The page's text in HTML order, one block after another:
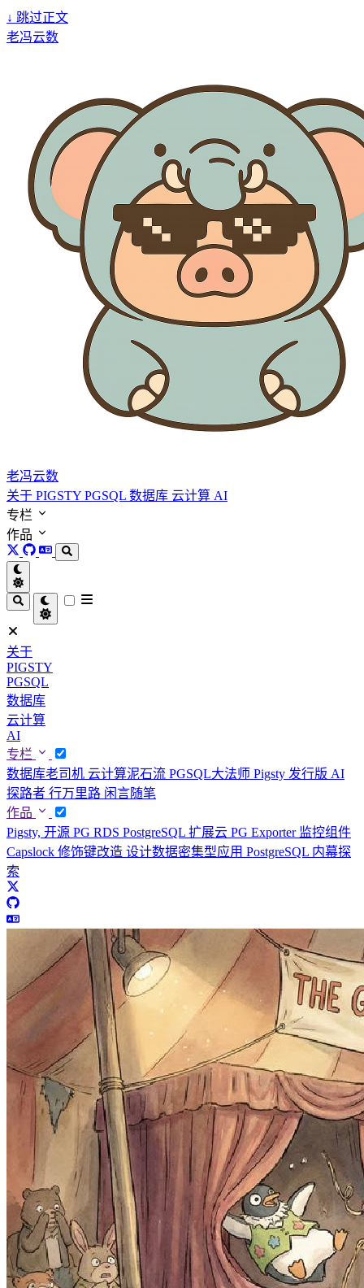
↓ 跳过正文
老冯云数
老冯云数
关于 PIGSTY PGSQL 数据库 云计算 AI
专栏
作品
关于
PIGSTY
PGSQL
数据库
云计算
AI
专栏
数据库老司机 云计算泥石流 PGSQL大法师 Pigsty 发行版 AI
探路者 行万里路 闲言随笔
作品
Pigsty, 开源 PG RDS PostgreSQL 扩展云 PG Exporter 监控组件
Capslock 修饰键改造 设计数据密集型应用 PostgreSQL 内幕探
索